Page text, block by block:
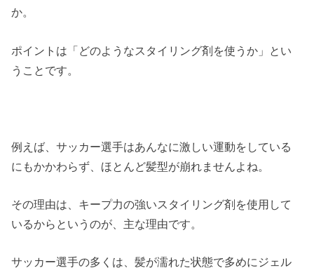
か。
ポイントは「どのようなスタイリング剤を使うか」とい
うことです。
例えば、サッカー選手はあんなに激しい運動をしている
にもかかわらず、ほとんど髪型が崩れませんよね。
その理由は、キープ力の強いスタイリング剤を使用して
いるからというのが、主な理由です。
サッカー選手の多くは、髪が濡れた状態で多めにジェル